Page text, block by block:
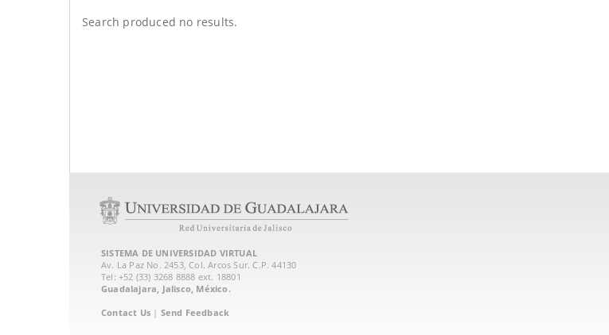
Search produced no results.
SISTEMA DE UNIVERSIDAD VIRTUAL
Av. La Paz No. 2453, Col. Arcos Sur. C.P. 44130
Tel: +52 (33) 3268 8888‏ ext. 18801
Guadalajara, Jalisco, México.
Contact Us | Send Feedback